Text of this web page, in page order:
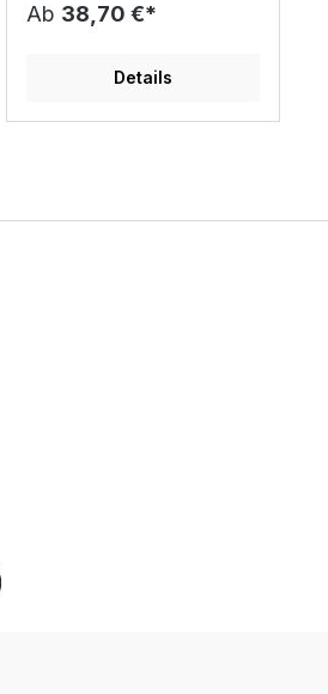
Ab 38,70 €*
Details